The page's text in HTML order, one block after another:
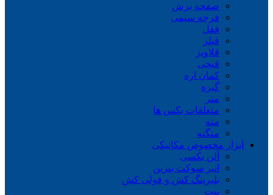
صفحه برش
فرچه سیمی
ففل
فیلر
قلاویز
قیچی
کمان اره
گیره
متر
متعلقات بکس ها
مته
منگنه
ابزار مخصوص مکانیکی
آلن بکسی
انبر سوکت بنزین
بلبرینگ کش و فولی کش
بیت